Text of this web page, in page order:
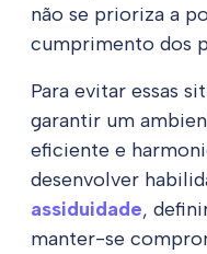
não se prioriza a
cumprimento dos
Para evitar essas
garantir um
eficiente e
desenvolver
assiduidade,
manter-se